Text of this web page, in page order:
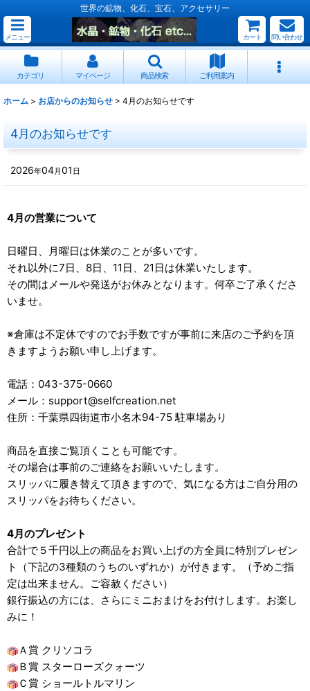
世界の鉱物、化石、宝石、アクセサリー
メニュー カート 問い合わせ
カテゴリ マイページ 商品検索 ご利用案内
ホーム > お店からのお知らせ > 4月のお知らせです
4月のお知らせです
2026年04月01 日
4月の営業について
日曜日、月曜日は休業のことが多いです。
それ以外に7日、8日、11日、21日は休業いたします。
その間はメールや発送がお休みとなります。何卒ご了承くださ
いませ。
※倉庫は不定休ですのでお手数ですが事前に来店のご予約を頂
きますようお願い申し上げます。
電話：043-375-0660
メール：support@selfcreation.net
住所：千葉県四街道市小名木94-75 駐車場あり
商品を直接ご覧頂くことも可能です。
その場合は事前のご連絡をお願いいたします。
スリッパに履き替えて頂きますので、気になる方はご自分用の
スリッパをお待ちください。
4月のプレゼント
合計で５千円以上の商品をお買い上げの方全員に特別プレゼン
ト（下記の3種類のうちのいずれか）が付きます。（予めご指
定は出来ません。ご容赦ください）
銀行振込の方には、さらにミニおまけをお付けします。お楽し
みに！
Ａ賞 クリソコラ
Ｂ賞 スターローズクォーツ
Ｃ賞 ショールトルマリン